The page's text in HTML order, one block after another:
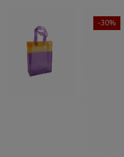
-30%